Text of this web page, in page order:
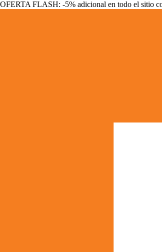
OFERTA FLASH: -5% adicional en todo el sitio